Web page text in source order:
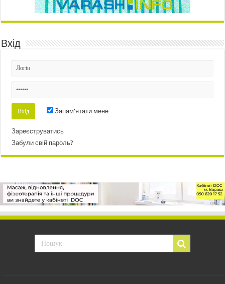
Вхід
Запам'ятати мене
Зареєструватись
Забули свій пароль?